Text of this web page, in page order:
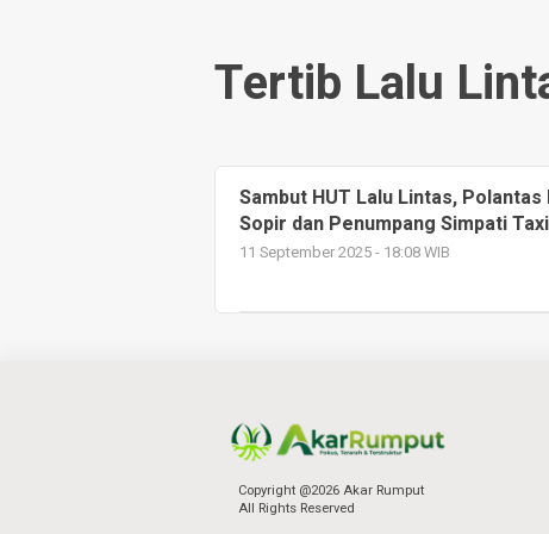
Tertib Lalu
Sambut HUT Lalu Lintas,
Sopir dan Penumpang Simpati Taxi
11 September 2025 - 18:08 WIB
Copyright @2026 Akar Rumput
All Rights Reserved